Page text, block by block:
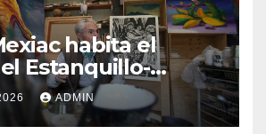
habita el
Estanquillo-
Carlos Monsiváis
ADMIN